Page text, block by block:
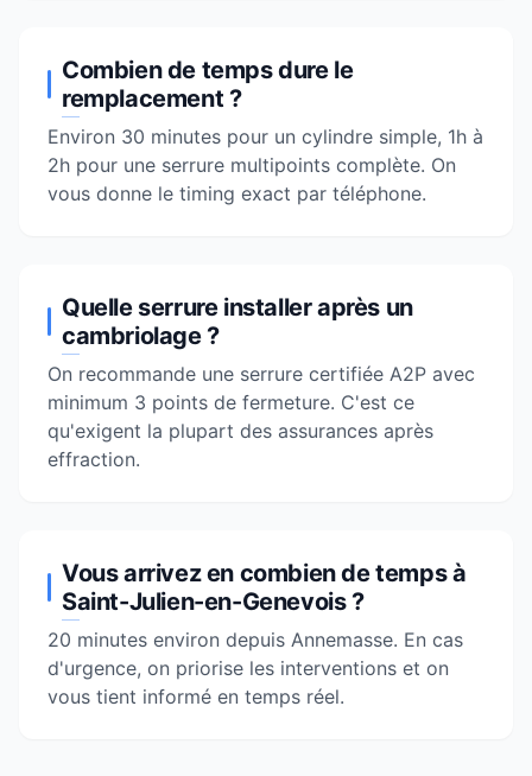
Combien de temps dure le
remplacement ?
Environ 30 minutes pour un cylindre simple, 1h à
2h pour une serrure multipoints complète. On
vous donne le timing exact par téléphone.
Quelle serrure installer après un
cambriolage ?
On recommande une serrure certifiée A2P avec
minimum 3 points de fermeture. C'est ce
qu'exigent la plupart des assurances après
effraction.
Vous arrivez en combien de temps à
Saint-Julien-en-Genevois ?
20 minutes environ depuis Annemasse. En cas
d'urgence, on priorise les interventions et on
vous tient informé en temps réel.